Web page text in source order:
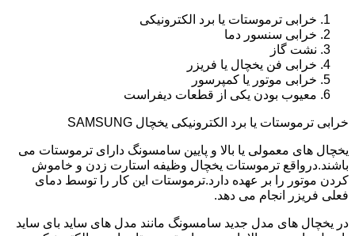
خرابی ترموستات یا برد الکترونیکی
خرابی سنسور دما
نشت گاز
خرابی فن یخچال یا فریزر
خرابی موتور یا کمپرسور
معیوب بودن یکی از قطعات دیفراست
خرابی ترموستات یا برد الکترونیکی یخچال SAMSUNG
یخچال های معمولی یا بالا و پایین سامسونگ دارای ترموستات می
باشند.درواقع ترموستات یخچال وظیفه استارت زدن و خاموش
کردن موتور را بر عهده دارد.ترموستات این کار را توسط دمای
فعلی فریزر انجام می دهد.
در یخچال های مدل جدید سامسونگ مانند مدل های ساید بای ساید